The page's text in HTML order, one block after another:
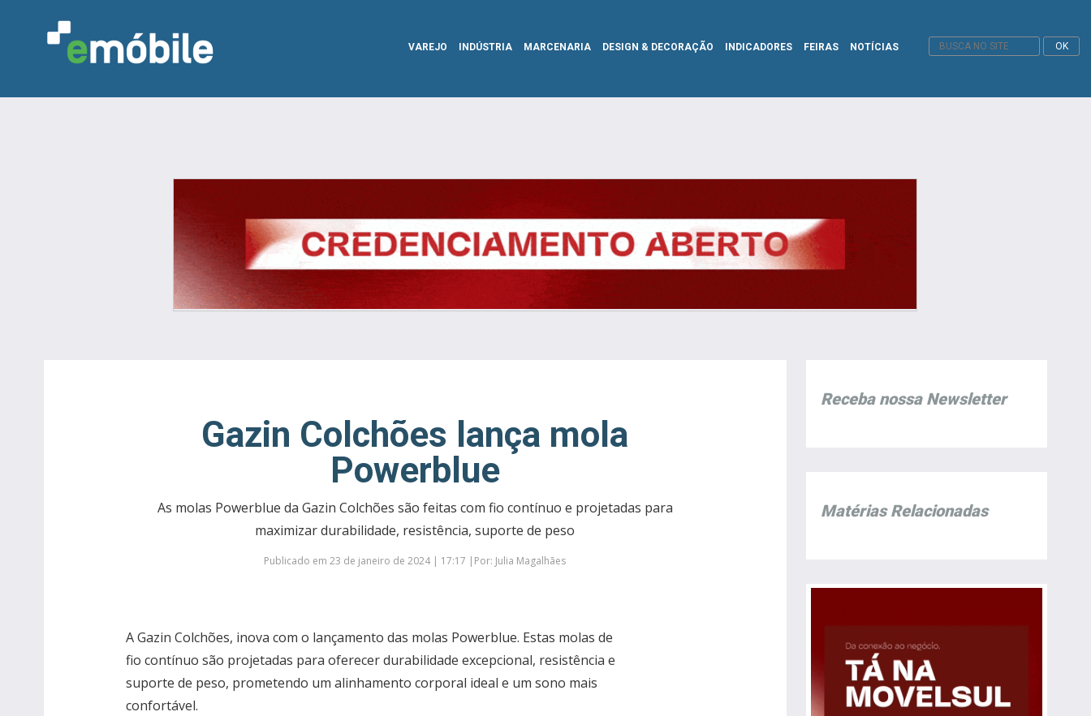
VAREJO INDÚSTRIA MARCENARIA DESIGN & DECORAÇÃO INDICADORES FEIRAS NOTÍCIAS
Gazin Colchões lança mola
Powerblue
As molas Powerblue da Gazin Colchões são feitas com fio contínuo e projetadas para
maximizar durabilidade, resistência, suporte de peso
Publicado em 23 de janeiro de 2024 | 17:17 |Por: Julia Magalhães
A Gazin Colchões, inova com o lançamento das molas Powerblue. Estas molas de
fio contínuo são projetadas para oferecer durabilidade excepcional, resistência e
suporte de peso, prometendo um alinhamento corporal ideal e um sono mais
confortável.
Receba nossa Newsletter
Matérias Relacionadas